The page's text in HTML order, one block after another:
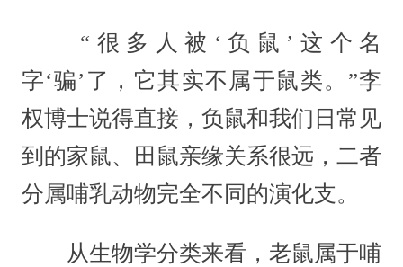
“很多人被‘负鼠’这个名
字‘骗’了，它其实不属于鼠类。”李
权博士说得直接，负鼠和我们日常见
到的家鼠、田鼠亲缘关系很远，二者
分属哺乳动物完全不同的演化支。
从生物学分类来看，老鼠属于哺